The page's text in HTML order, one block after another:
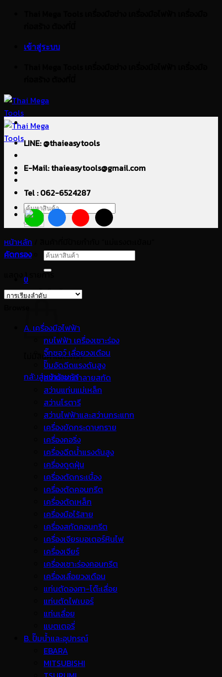
เข้าสู่ระบบ
ค้นหา:
ค้นหา:
0
ตะกร้าสินค้า
ไม่มีสินค้าในตะกร้า
กลับสู่หน้าร้านค้า
LINE: @thaieasytools
E-Mail: thaieasytools@gmail.com
Tel : 062-6524287
หน้าหลัก
คัดกรอง
แสดง 1 รายการ
A. เครื่องมือไฟฟ้า
กบไฟฟ้า เครื่องเซาะร่อง
จิ๊กซอว์ เลื่อยวงเดือน
ปั๊มอัดฉีดแรงดันสูง
สว่านเจาะทำลายสกัด
สว่านแท่นแม่เหล็ก
สว่านโรตารี
สว่านไฟฟ้าและสว่านกระแทก
เครื่องขัดกระดาษทราย
เครื่องคอริ่ง
เครื่องฉีดน้ำแรงดันสูง
เครื่องดูดฝุ่น
เครื่องตัดกระเบื้อง
เครื่องตัดคอนกรีต
เครื่องตัดเหล็ก
เครื่องมือไร้สาย
เครื่องสกัดคอนกรีต
เครื่องเจียรมอเตอร์หินไฟ
เครื่องเจียร์
เครื่องเซาะร่องคอนกรีต
เครื่องเลื่อยวงเดือน
แท่นตัดองศา-โต๊ะเลื่อย
แท่นตัดไฟเบอร์
แท่นเลื่อย
แบตเตอรี่
B. ปั๊มน้ำและอุปกรณ์
EBARA
MITSUBISHI